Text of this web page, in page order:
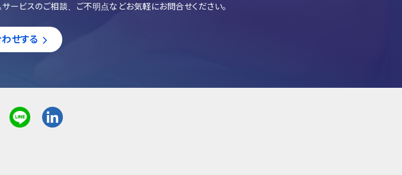
ービスのご相談、ご不明点などお気軽にお問合せください。
せする